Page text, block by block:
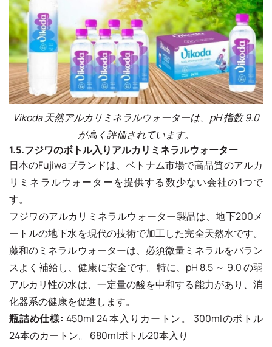
Vikoda 天然アルカリミネラルウォーターは、pH 指数 9.0
が高く評価されています。
1.5.フジワのボトル入りアルカリミネラルウォーター
日本のFujiwaブランドは、ベトナム市場で高品質のアルカ
リミネラルウォーターを提供する数少ない会社の1つで
す。
フジワのアルカリミネラルウォーター製品は、地下200メ
ートルの地下水を現代の技術で加工した完全天然水です。
藤和のミネラルウォーターは、必須微量ミネラルをバラン
スよく補給し、健康に安全です。特に、pH 8.5 ～ 9.0 の弱
アルカリ性の水は、一定量の酸を中和する能力があり、消
化器系の健康を促進します。
瓶詰め仕様: 450ml 24 本入りカートン。 300mlのボトル
24本のカートン。 680mlボトル20本入り